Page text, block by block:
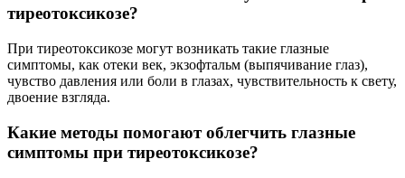
тиреотоксикозе?
При тиреотоксикозе могут возникать такие глазные
симптомы, как отеки век, экзофтальм (выпячивание глаз),
чувство давления или боли в глазах, чувствительность к свету,
двоение взгляда.
Какие методы помогают облегчить глазные
симптомы при тиреотоксикозе?